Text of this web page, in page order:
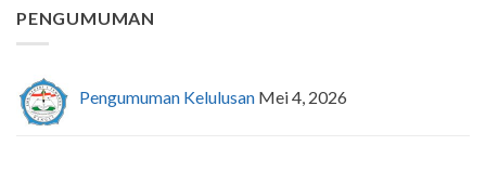
PENGUMUMAN
Pengumuman Kelulusan Mei 4, 2026